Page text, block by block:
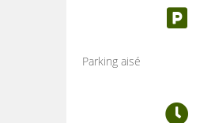
Parking aisé